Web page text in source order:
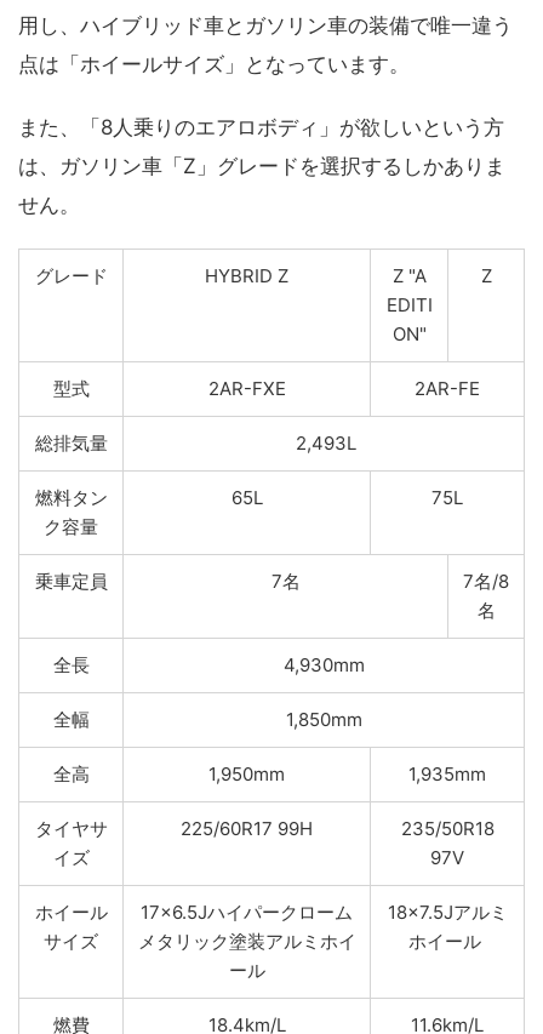
用し、ハイブリッド車とガソリン車の装備で唯一違う
点は「ホイールサイズ」となっています。
また、「8人乗りのエアロボディ」が欲しいという方
は、ガソリン車「Z」グレードを選択するしかありま
せん。
グレード HYBRID Z
Z "A
EDITI
ON"
Z
型式 2AR-FXE 2AR-FE
総排気量 2,493L
燃料タン
ク容量
65L 75L
乗車定員 7名
7名/8
名
全長 4,930mm
全幅 1,850mm
全高 1,950mm 1,935mm
タイヤサ
イズ
225/60R17 99H
235/50R18
97V
ホイール
サイズ
17×6.5Jハイパークローム
メタリック塗装アルミホイ
ール
18×7.5Jアルミ
ホイール
燃費 18.4km/L 11.6km/L